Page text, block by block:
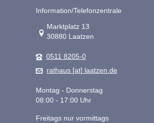
Information/Telefonzentrale
Link zur Google-Maps Navigation
Marktplatz 13
30880 Laatzen
0511 8205-0
rathaus [at] laatzen.de
Montag - Donnerstag
08:00 - 17:00 Uhr
Freitags nur vormittags